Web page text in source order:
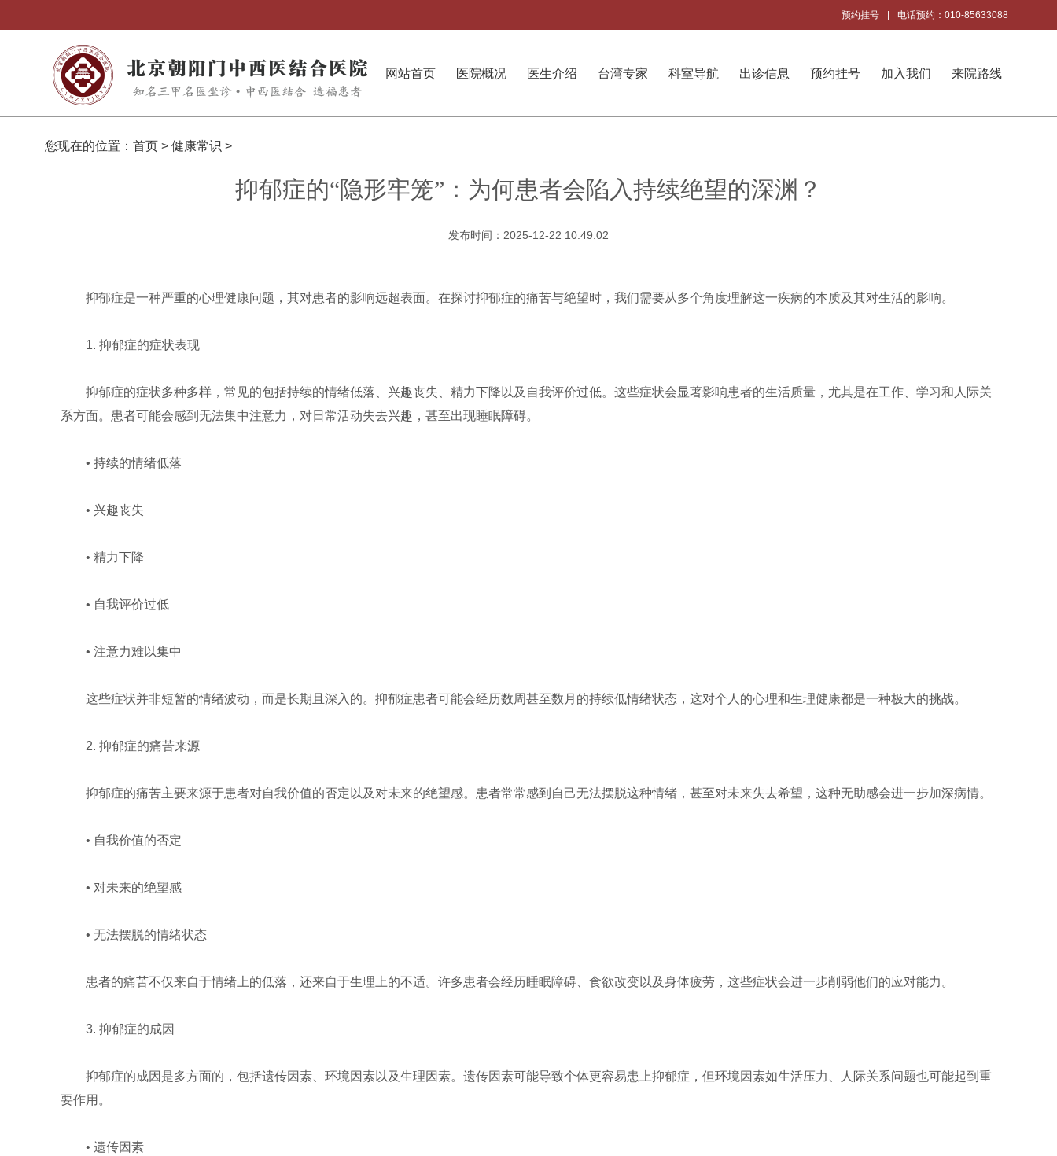
电话预约：010-85633088
预约挂号
网站首页 医院概况 医生介绍 台湾专家 科室导航 出诊信息 预约挂号 加入我们 来院路线
您现在的位置： 首页 > 健康常识 >
抑郁症的“隐形牢笼”：为何患者会陷入持续绝望的深渊？
发布时间：2025-12-22 10:49:02
抑郁症是一种严重的心理健康问题，其对患者的影响远超表面。在探讨抑郁症的痛苦与绝望时，我们需要从多个角度理解这一疾病的本质及其对生活的影响。
1. 抑郁症的症状表现
抑郁症的症状多种多样，常见的包括持续的情绪低落、兴趣丧失、精力下降以及自我评价过低。这些症状会显著影响患者的生活质量，尤其是在工作、学习和人际关
系方面。患者可能会感到无法集中注意力，对日常活动失去兴趣，甚至出现睡眠障碍。
• 持续的情绪低落
• 兴趣丧失
• 精力下降
• 自我评价过低
• 注意力难以集中
这些症状并非短暂的情绪波动，而是长期且深入的。抑郁症患者可能会经历数周甚至数月的持续低情绪状态，这对个人的心理和生理健康都是一种极大的挑战。
2. 抑郁症的痛苦来源
抑郁症的痛苦主要来源于患者对自我价值的否定以及对未来的绝望感。患者常常感到自己无法摆脱这种情绪，甚至对未来失去希望，这种无助感会进一步加深病情。
• 自我价值的否定
• 对未来的绝望感
• 无法摆脱的情绪状态
患者的痛苦不仅来自于情绪上的低落，还来自于生理上的不适。许多患者会经历睡眠障碍、食欲改变以及身体疲劳，这些症状会进一步削弱他们的应对能力。
3. 抑郁症的成因
抑郁症的成因是多方面的，包括遗传因素、环境因素以及生理因素。遗传因素可能导致个体更容易患上抑郁症，但环境因素如生活压力、人际关系问题也可能起到重
要作用。
• 遗传因素